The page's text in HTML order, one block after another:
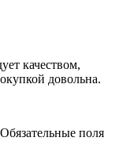
качеством,
довольна.
Обязательные поля